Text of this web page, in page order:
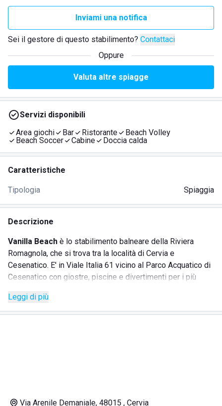
Inviami una notifica
Sei il gestore di questo stabilimento? Contattaci
Oppure
Valuta altre spiagge
Servizi disponibili
Area giochi
Bar Ristorante
Beach Volley
Beach Soccer
Cabine Doccia calda
Caratteristiche
Tipologia Spiaggia
Descrizione
Vanilla Beach è lo stabilimento balneare della Riviera
Romagnola, che si trova tra la località di Cervia e
Cesenatico. E' in Viale Italia 61 vicino al Parco Acquatico di
Cesenatico con giostre, piscine e divertimenti per i più
una giornata tra animazioni e eventi.
Leggi di più
Via Arenile Demaniale, 48015 , Cervia